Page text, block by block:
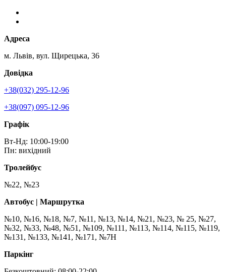
Адреса
м. Львів, вул. Щирецька, 36
Довідка
+38(032) 295-12-96
+38(097) 095-12-96
Графік
Вт-Нд: 10:00-19:00
Пн: вихідний
Тролейбус
№22, №23
Автобус | Маршрутка
№10, №16, №18, №7, №11, №13, №14, №21, №23, № 25, №27,
№32, №33, №48, №51, №109, №111, №113, №114, №115, №119,
№131, №133, №141, №171, №7Н
Паркінг